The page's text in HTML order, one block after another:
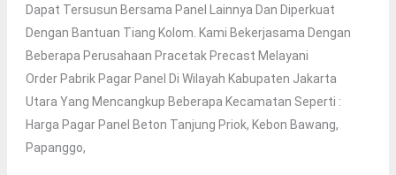
Dapat Tersusun Bersama Panel Lainnya Dan Diperkuat
Dengan Bantuan Tiang Kolom. Kami Bekerjasama Dengan
Beberapa Perusahaan Pracetak Precast Melayani
Order Pabrik Pagar Panel Di Wilayah Kabupaten Jakarta
Utara Yang Mencangkup Beberapa Kecamatan Seperti :
Harga Pagar Panel Beton Tanjung Priok, Kebon Bawang,
Papanggo,